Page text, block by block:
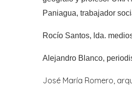
Paniagua, trabajador
Rocío Santos, lda.
Alejandro Blanco,
José María Romero,